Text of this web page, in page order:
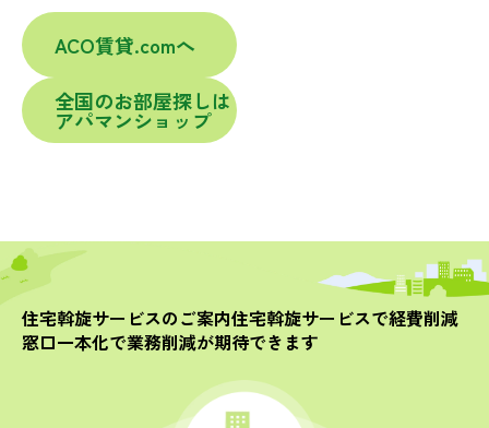
ACO賃貸.comへ
全国のお部屋探しは
アパマンショップ
住宅斡旋サービスのご案内住宅斡旋サービスで経費削減
窓口一本化で業務削減が期待できます